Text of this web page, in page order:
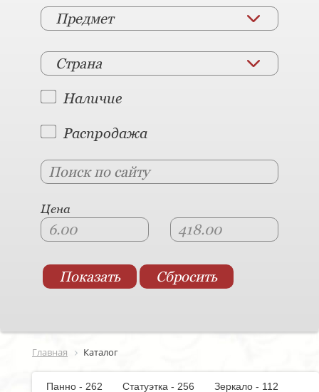
Предмет
Страна
Наличие
Распродажа
Цена
Главная Каталог
Панно - 262 Статуэтка - 256
Зеркало - 112